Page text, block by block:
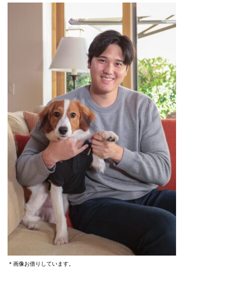
＊画像お借りしています。